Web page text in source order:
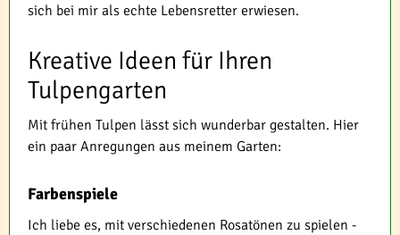
sich bei mir als echte Lebensretter erwiesen.
Kreative Ideen für Ihren
Tulpengarten
Mit frühen Tulpen lässt sich wunderbar gestalten. Hier
ein paar Anregungen aus meinem Garten:
Farbenspiele
Ich liebe es, mit verschiedenen Rosatönen zu spielen -